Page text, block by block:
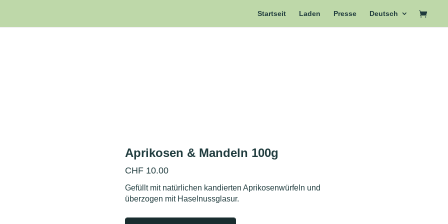
Startseit Laden Presse Deutsch
Aprikosen & Mandeln 100g
CHF10.00
Gefüllt mit natürlichen kandierten Aprikosenwürfeln und
überzogen mit Haselnussglasur.